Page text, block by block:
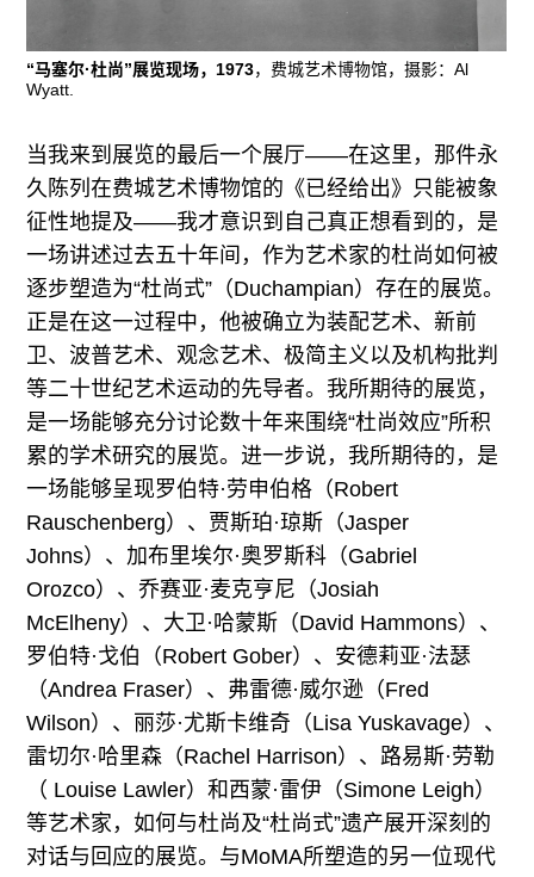
“马塞尔·杜尚”展览现场，1973，费城艺术博物馆，摄影：Al
Wyatt.
当我来到展览的最后一个展厅——在这里，那件永
久陈列在费城艺术博物馆的《已经给出》只能被象
征性地提及——我才意识到自己真正想看到的，是
一场讲述过去五十年间，作为艺术家的杜尚如何被
逐步塑造为“杜尚式”（Duchampian）存在的展览。
正是在这一过程中，他被确立为装配艺术、新前
卫、波普艺术、观念艺术、极简主义以及机构批判
等二十世纪艺术运动的先导者。我所期待的展览，
是一场能够充分讨论数十年来围绕“杜尚效应”所积
累的学术研究的展览。进一步说，我所期待的，是
一场能够呈现罗伯特·劳申伯格（Robert
Rauschenberg）、贾斯珀·琼斯（Jasper
Johns）、加布里埃尔·奥罗斯科（Gabriel
Orozco）、乔赛亚·麦克亨尼（Josiah
McElheny）、大卫·哈蒙斯（David Hammons）、
罗伯特·戈伯（Robert Gober）、安德莉亚·法瑟
（Andrea Fraser）、弗雷德·威尔逊（Fred
Wilson）、丽莎·尤斯卡维奇（Lisa Yuskavage）、
雷切尔·哈里森（Rachel Harrison）、路易斯·劳勒
（ Louise Lawler）和西蒙·雷伊（Simone Leigh）
等艺术家，如何与杜尚及“杜尚式”遗产展开深刻的
对话与回应的展览。与MoMA所塑造的另一位现代